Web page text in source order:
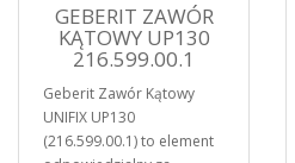
GEBERIT ZAWÓR
KĄTOWY UP130
216.599.00.1
Geberit Zawór Kątowy
UNIFIX UP130
(216.599.00.1) to element